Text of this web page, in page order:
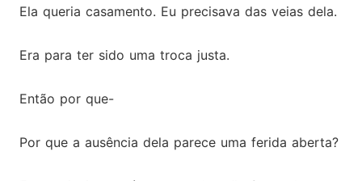
Ela queria casamento. Eu precisava das veias dela.
Era para ter sido uma troca justa.
Então por que-
Por que a ausência dela parece uma ferida aberta?